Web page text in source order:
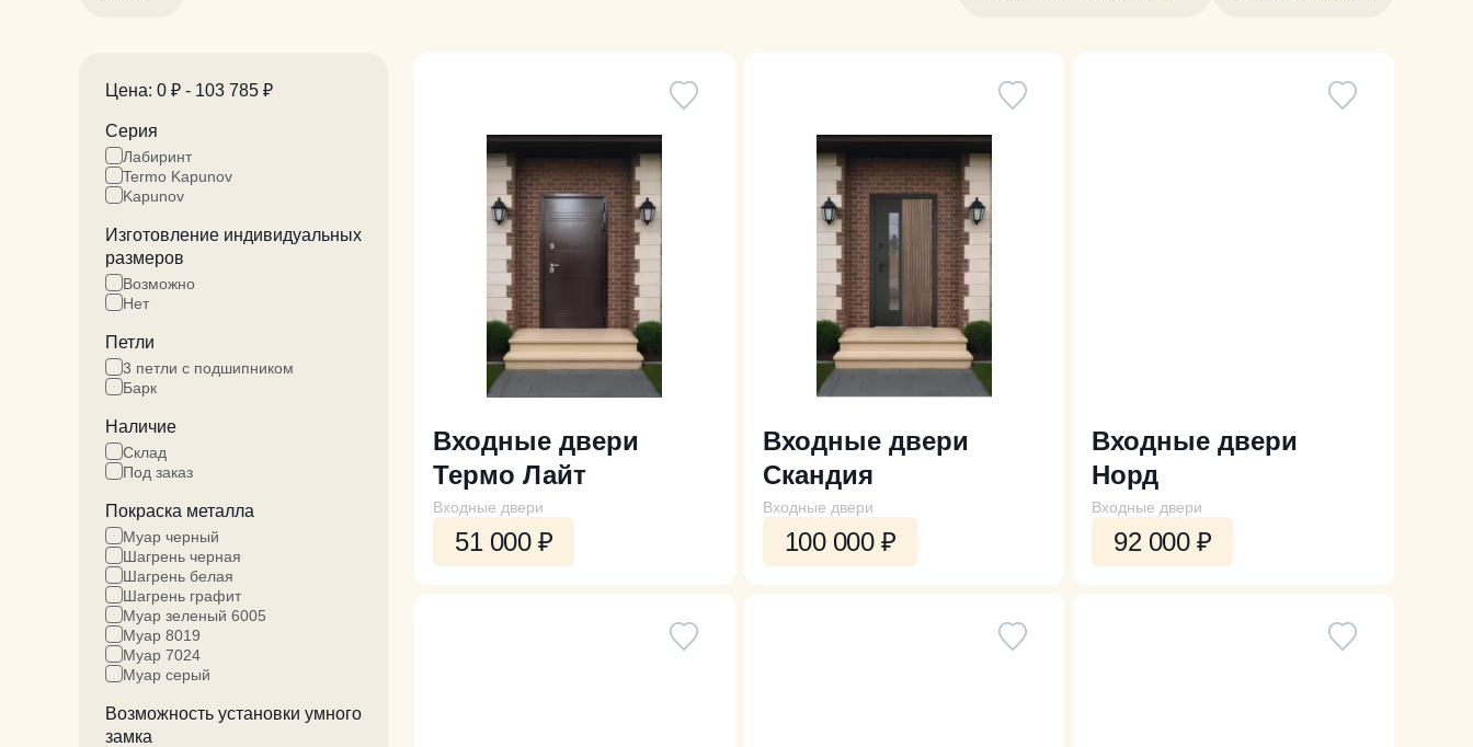
Цена: 0 ₽ - 103 785 ₽
Серия
Лабиринт
Termo Kapunov
Kapunov
Изготовление индивидуальных
размеров
Возможно
Нет
Петли
3 петли с подшипником
Барк
Наличие
Склад
Под заказ
Покраска металла
Муар черный
Шагрень черная
Шагрень белая
Шагрень графит
Муар зеленый 6005
Муар 8019
Муар 7024
Муар серый
Возможность установки умного
замка
Входные двери
Термо Лайт
Входные двери
51 000₽
Входные двери
Скандия
Входные двери
100 000₽
Входные двери
Норд
Входные двери
92 000₽